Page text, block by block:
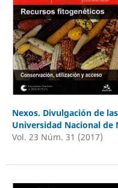
Nexos. Divulgación de
Universidad Nacional de
Vol. 23 Núm. 31 (2017)